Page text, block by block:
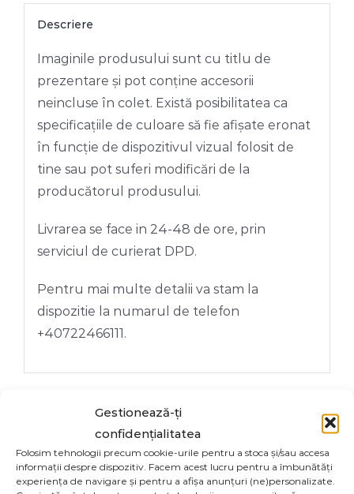
Gestionează-ți
confidențialitatea
Folosim tehnologii precum cookie-urile pentru a stoca și/sau accesa
informații despre dispozitiv. Facem acest lucru pentru a îmbunătăți
experiența de navigare și pentru a afișa anunțuri (ne)personalizate.
Descriere
Imaginile produsului sunt cu titlu de
prezentare și pot conține accesorii
neincluse în colet. Există posibilitatea ca
specificațiile de culoare să fie afișate eronat
în funcție de dispozitivul vizual folosit de
tine sau pot suferi modificări de la
producătorul produsului.
Livrarea se face in 24-48 de ore, prin
serviciul de curierat DPD.
Pentru mai multe detalii va stam la
dispozitie la numarul de telefon
+40722466111.
Share On
Facebook
Tweet This
Product